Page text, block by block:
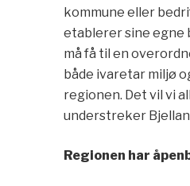
kommune eller
etablerer sine egne
må få til en
både ivaretar miljø
regionen. Det vil vi
understreker
Regionen har